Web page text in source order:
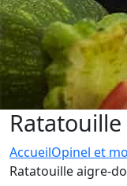
AccueilOpinel et
Ratatouille aigre-